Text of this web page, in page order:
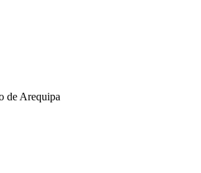
de Arequipa